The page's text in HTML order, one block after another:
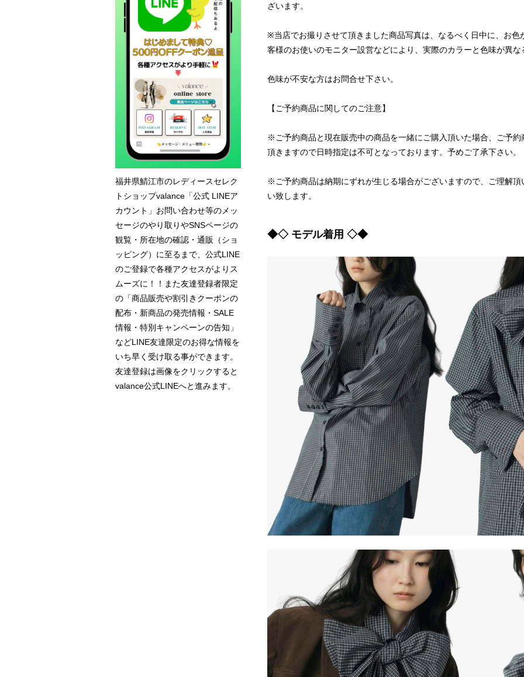
ざいます。
※当店でお撮りさせて頂きました商品写真は、なるべく日中に、お色
客様のお使いのモニター設営などにより、実際のカラーと色味が異な
色味が不安な方はお問合せ下さい。
【ご予約商品に関してのご注意】
※ご予約商品と現在販売中の商品を一緒にご購入頂いた場合、ご予
頂きますので日時指定は不可となっております。予めご了承下さい。
※ご予約商品は納期にずれが生じる場合がございますので、ご理解
い致します。
◆◇ モデル着用 ◇◆
福井県鯖江市のレディースセレク
トショップvalance「公式 LINEア
カウント」お問い合わせ等のメッ
セージのやり取りやSNSページの
観覧・所在地の確認・通販（ショ
ッピング）に至るまで、公式LINE
のご登録で各種アクセスがよりス
ムーズに！！また友達登録者限定
の「商品販売や割引きクーポンの
配布・新商品の発売情報・SALE
情報・特別キャンペーンの告知」
などLINE友達限定のお得な情報を
いち早く受け取る事ができます。
友達登録は画像をクリックすると
valance公式LINEへと進みます。